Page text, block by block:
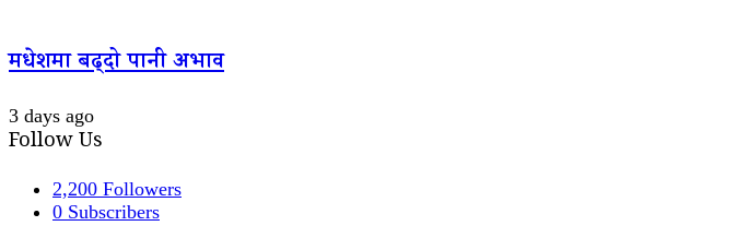
मधेशमा बढ्दो पानी अभाव
3 days ago
Follow Us
2,200 Followers
0 Subscribers